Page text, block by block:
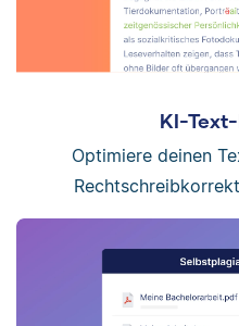
KI-
Optimiere deinen